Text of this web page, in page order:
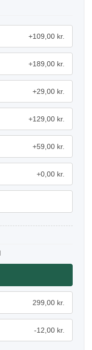
+109,00 kr.
+189,00 kr.
+29,00 kr.
+129,00 kr.
+59,00 kr.
+0,00 kr.
299,00 kr.
-12,00 kr.